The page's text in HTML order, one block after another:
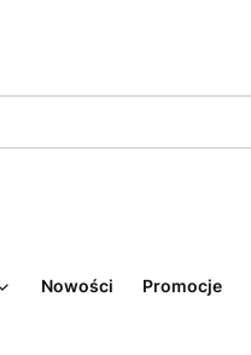
Nowości Promocje